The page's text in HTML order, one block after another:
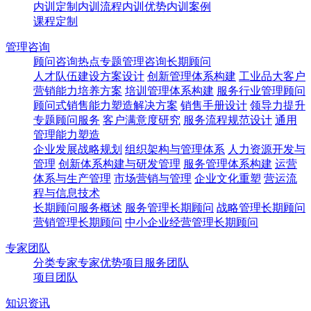
内训定制 内训流程内训优势内训案例
课程定制
管理咨询
顾问咨询热点专题管理咨询长期顾问
人才队伍建设方案设计 创新管理体系构建 工业品大客户
营销能力培养方案 培训管理体系构建 服务行业管理顾问
顾问式销售能力塑造解决方案 销售手册设计 领导力提升
专题顾问服务 客户满意度研究 服务流程规范设计 通用
管理能力塑造
企业发展战略规划 组织架构与管理体系 人力资源开发与
管理 创新体系构建与研发管理 服务管理体系构建 运营
体系与生产管理 市场营销与管理 企业文化重塑 营运流
程与信息技术
长期顾问服务概述 服务管理长期顾问 战略管理长期顾问
营销管理长期顾问 中小企业经营管理长期顾问
专家团队
分类专家专家优势项目服务团队
项目团队
知识资讯